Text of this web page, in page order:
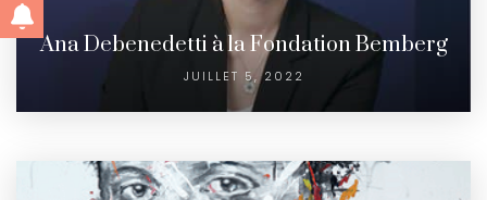
Ana Debenedetti à la Fondation Bemberg
JUILLET 5, 2022